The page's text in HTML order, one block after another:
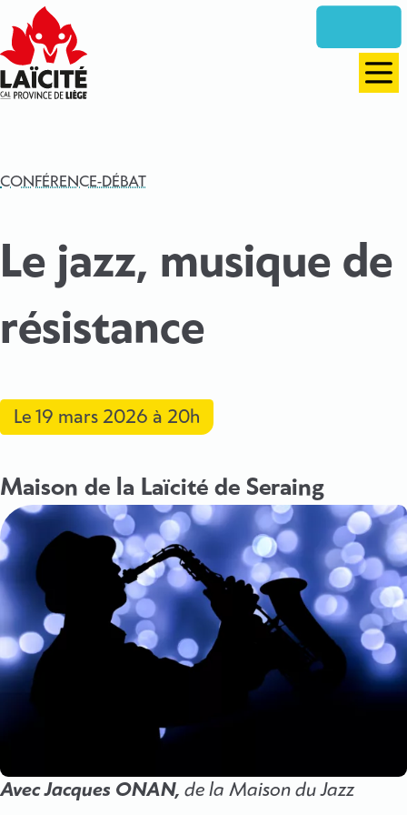
directement
vers
le
contenu
CONFÉRENCE-DÉBAT
Le jazz, musique de
résistance
Le 19 mars 2026 à 20h
Maison de la Laïcité de Seraing
Avec Jacques ONAN, de la Maison du Jazz